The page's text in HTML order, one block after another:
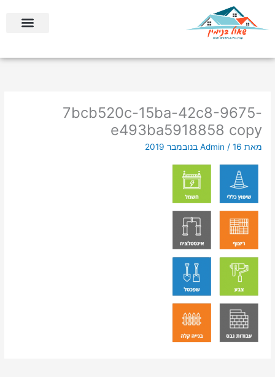
7bcb520c-15ba-42c8-9675-
e493ba5918858 copy
מאת Admin / 16 בנובמבר 2019